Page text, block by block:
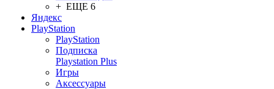
+ ЕЩЕ 6
Яндекс
PlayStation
PlayStation
Подписка
Playstation Plus
Игры
Аксессуары